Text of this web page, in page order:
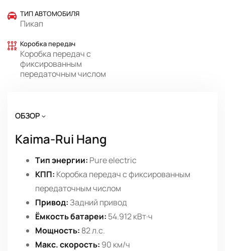
ТИП АВТОМОБИЛЯ
Пикап
Коробка передач
Коробка передач с
фиксированным
передаточным числом
ОБЗОР
Kaima-Rui Hang
Тип энергии: Pure electric
КПП: Коробка передач с фиксированным
передаточным числом
Привод: Задний привод
Ёмкость батареи: 54.912 кВт·ч
Мощность: 82 л.с.
Макс. скорость: 90 км/ч